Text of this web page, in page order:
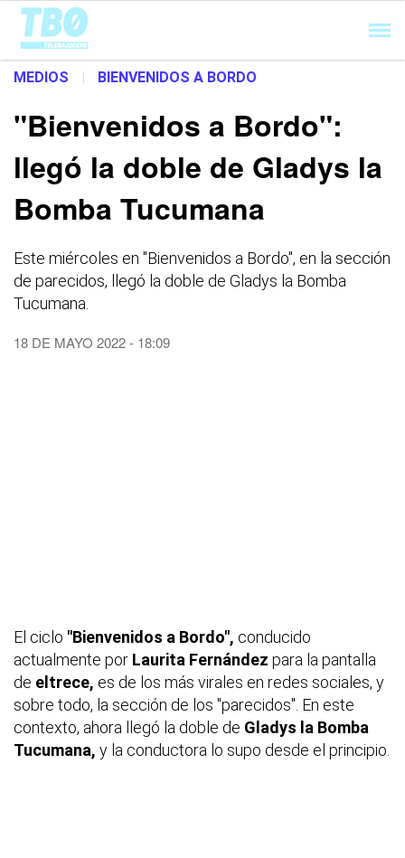
Cargando...
MEDIOS | BIENVENIDOS A BORDO
"Bienvenidos a Bordo":
llegó la doble de Gladys la
Bomba Tucumana
Este miércoles en "Bienvenidos a Bordo", en la sección
de parecidos, llegó la doble de Gladys la Bomba
Tucumana.
18 DE MAYO 2022 - 18:09
El ciclo "Bienvenidos a Bordo", conducido
actualmente por Laurita Fernández para la pantalla
de eltrece, es de los más virales en redes sociales, y
sobre todo, la sección de los "parecidos". En este
contexto, ahora llegó la doble de Gladys la Bomba
Tucumana, y la conductora lo supo desde el principio.